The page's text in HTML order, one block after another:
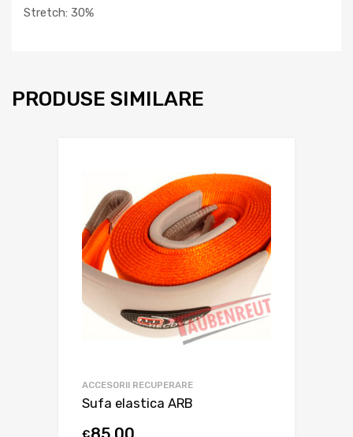
Stretch: 30%
PRODUSE SIMILARE
ACCESORII RECUPERARE
Sufa elastica ARB
€